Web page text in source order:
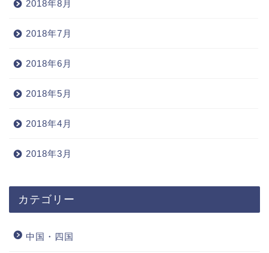
2018年8月
2018年7月
2018年6月
2018年5月
2018年4月
2018年3月
カテゴリー
中国・四国